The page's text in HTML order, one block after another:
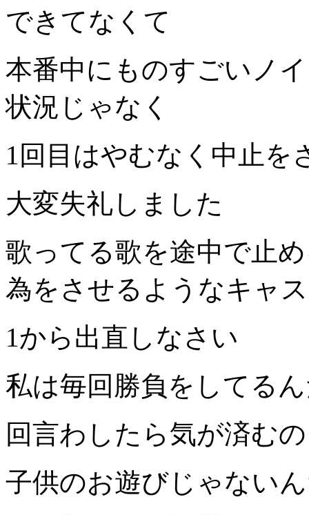
できてなくて
本番中にものすごいノ
状況じゃなく
1回目はやむなく中止を
大変失礼しました
歌ってる歌を途中で止
為をさせるようなキャ
1から出直しなさい
私は毎回勝負をしてる
回言わしたら気が済むの
子供のお遊びじゃない